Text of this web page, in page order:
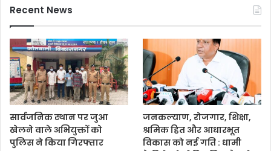
Recent News
सार्वजनिक स्थान पर जुआ
खेलने वाले अभियुक्तों को
पुलिस ने किया गिरफ्तार
जनकल्याण, रोजगार, शिक्षा,
श्रमिक हित और आधारभूत
विकास को नई गति : धामी